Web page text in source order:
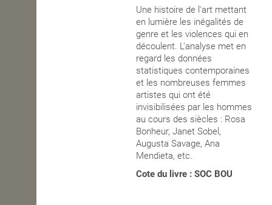
Une histoire de l'art mettant
en lumière les inégalités de
genre et les violences qui en
découlent. L'analyse met en
regard les données
statistiques contemporaines
et les nombreuses femmes
artistes qui ont été
invisibilisées par les hommes
au cours des siècles : Rosa
Bonheur, Janet Sobel,
Augusta Savage, Ana
Mendieta, etc.
Cote du livre : SOC BOU